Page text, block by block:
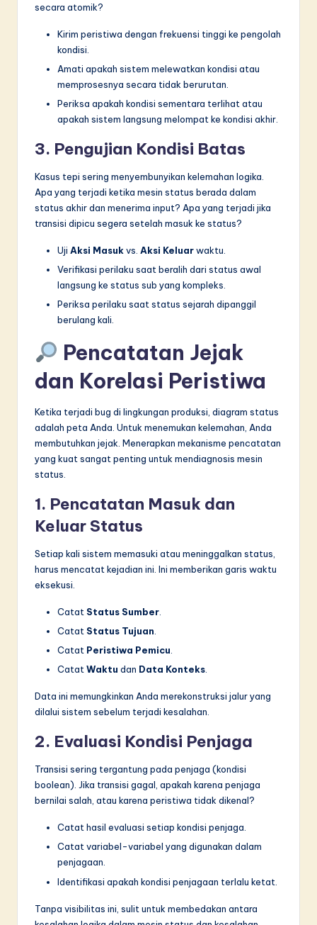
secara atomik?
Kirim peristiwa dengan frekuensi tinggi ke pengolah
kondisi.
Amati apakah sistem melewatkan kondisi atau
memprosesnya secara tidak berurutan.
Periksa apakah kondisi sementara terlihat atau
apakah sistem langsung melompat ke kondisi akhir.
3. Pengujian Kondisi Batas
Kasus tepi sering menyembunyikan kelemahan logika.
Apa yang terjadi ketika mesin status berada dalam
status akhir dan menerima input? Apa yang terjadi jika
transisi dipicu segera setelah masuk ke status?
Uji Aksi Masukvs. Aksi Keluarwaktu.
Verifikasi perilaku saat beralih dari status awal
langsung ke status sub yang kompleks.
Periksa perilaku saat status sejarah dipanggil
berulang kali.
Pencatatan Jejak
dan Korelasi Peristiwa
Ketika terjadi bug di lingkungan produksi, diagram status
adalah peta Anda. Untuk menemukan kelemahan, Anda
membutuhkan jejak. Menerapkan mekanisme pencatatan
yang kuat sangat penting untuk mendiagnosis mesin
status.
1. Pencatatan Masuk dan
Keluar Status
Setiap kali sistem memasuki atau meninggalkan status,
harus mencatat kejadian ini. Ini memberikan garis waktu
eksekusi.
Catat Status Sumber
Catat Status Tujuan
Catat Peristiwa Pemicu
CatatWaktu dan Data Konteks.
Data ini memungkinkan Anda merekonstruksi jalur yang
dilalui sistem sebelum terjadi kesalahan.
2. Evaluasi Kondisi Penjaga
Transisi sering tergantung pada penjaga (kondisi
boolean). Jika transisi gagal, apakah karena penjaga
bernilai salah, atau karena peristiwa tidak dikenal?
Catat hasil evaluasi setiap kondisi penjaga.
Catat variabel-variabel yang digunakan dalam
penjagaan.
Identifikasi apakah kondisi penjagaan terlalu ketat.
Tanpa visibilitas ini, sulit untuk membedakan antara